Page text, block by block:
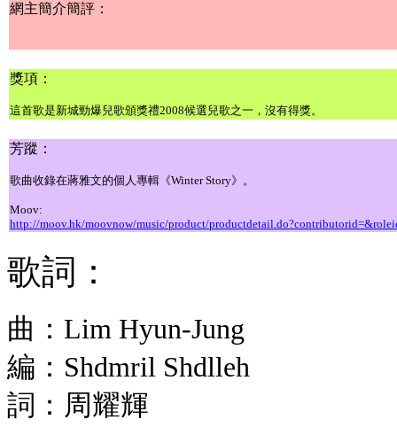
網主簡介簡評：
獎項：
這首歌是新城勁爆兒歌頒獎禮2008候選兒歌之一，沒有得獎。
芳蹤：
歌曲收錄在蔣雅文的個人專輯《Winter Story》。
Moov:
http://moov.hk/moovnow/music/product/
歌詞：
曲：Lim Hyun-Jung
編：Shdmril Shdlleh
詞：周耀輝